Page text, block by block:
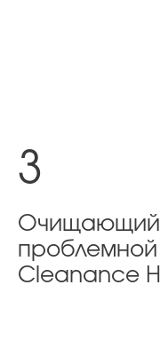
3
Очищающий
Cleanance